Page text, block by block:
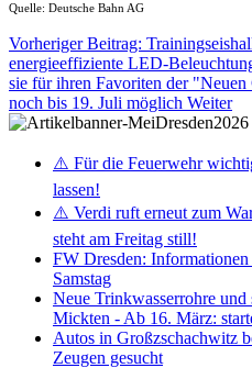
Quelle: Deutsche Bahn AG
Vorheriger Beitrag:
energieeffiziente LED-
sie für ihren Favoriten der
noch bis 19. Juli möglich Weiter
⚠️ Für die Feuerwehr
lassen!
⚠️ Verdi ruft erneut zum
steht am Freitag still!
FW Dresden: Informationen
Samstag
Neue Trinkwasserrohre
Mickten - Ab 16. März:
Autos in Großzschachwitz
Zeugen gesucht